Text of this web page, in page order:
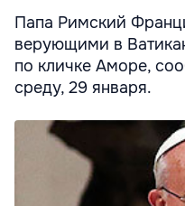
Папа Римский
верующими в
по кличке Аморе,
среду, 29 января.